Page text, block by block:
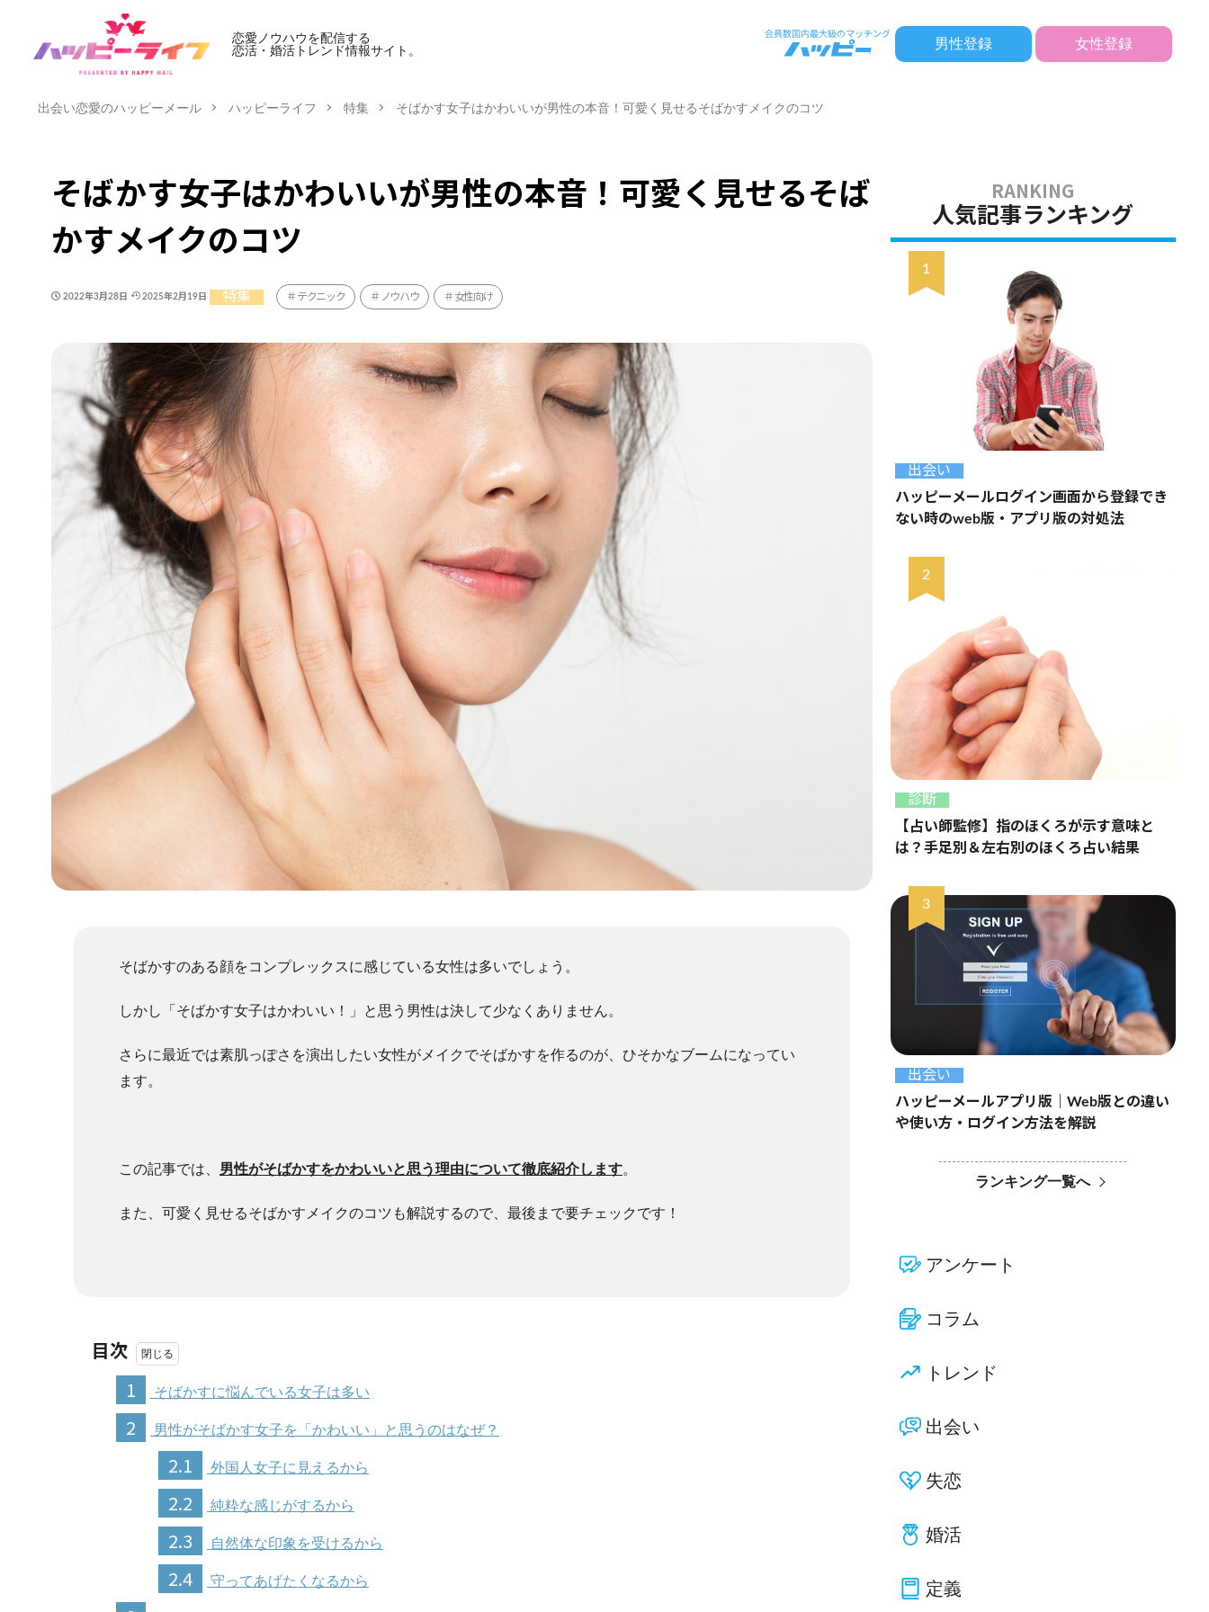
恋愛ノウハウを配信する
恋活・婚活トレンド情報サイト。
男性登録 女性登録
出会い恋愛のハッピーメール ハッピーライフ 特集 そばかす女子はかわいいが男性の本音！可愛く見せるそばかすメイクのコツ
そばかす女子はかわいいが男性の本音！可愛く見せるそば
かすメイクのコツ
2022年3月28日 2025年2月19日 特集 テクニック ノウハウ 女性向け
そばかすのある顔をコンプレックスに感じている女性は多いでしょう。
しかし「そばかす女子はかわいい！」と思う男性は決して少なくありません。
さらに最近では素肌っぽさを演出したい女性がメイクでそばかすを作るのが、ひそかなブームになってい
ます。
この記事では、 男性がそばかすをかわいいと思う理由について徹底紹介します。
また、可愛く見せるそばかすメイクのコツも解説するので、最後まで要チェックです！
目次
1
そばかすに悩んでいる女子は多い
2 男性がそばかす女子を「かわいい」と思うのはなぜ？
2.1 外国人女子に見えるから
2.2 純粋な感じがするから
2.3 自然体な印象を受けるから
2.4 守ってあげたくなるから
人気記事ランキング
出会い
ハッピーメールログイン画面から登録でき
ない時のweb版・アプリ版の対処法
診断
【占い師監修】指のほくろが示す意味と
は？手足別＆左右別のほくろ占い結果
出会い
ハッピーメールアプリ版｜Web版との違い
や使い方・ログイン方法を解説
ランキング一覧へ
アンケート
コラム
トレンド
出会い
失恋
婚活
定義